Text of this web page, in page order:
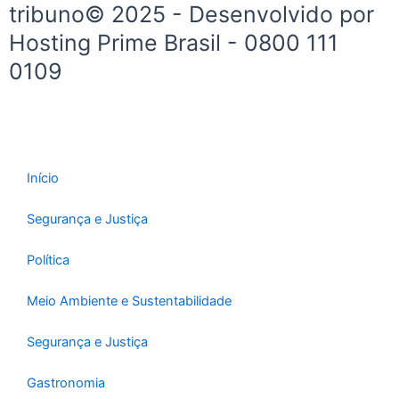
tribuno© 2025 - Desenvolvido por
Hosting Prime Brasil - 0800 111
0109
Início
Segurança e Justiça
Política
Meio Ambiente e Sustentabilidade
Segurança e Justiça
Gastronomia